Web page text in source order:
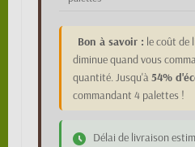
Bon à savoir : le coût de
diminue quand vous
quantité. Jusqu'à54%
commandant 4 palettes !
Délai de livraison